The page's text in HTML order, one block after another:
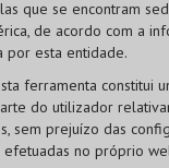
que se encontram
de acordo com a
por esta entidade.
ferramenta constitui
do utilizador
sem prejuízo das
efetuadas no próprio